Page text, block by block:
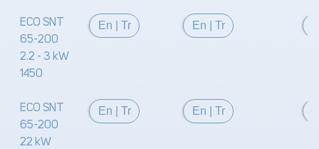
ECO SNT
65-200
2.2 - 3 kW
1450
En Tr En Tr
ECO SNT
65-200
22 kW
En Tr En Tr